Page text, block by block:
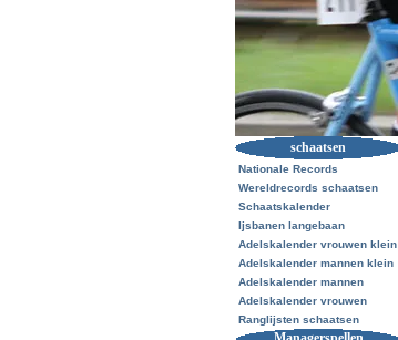
schaatsen
Nationale Records
Wereldrecords schaatsen
Schaatskalender
Ijsbanen langebaan
Adelskalender vrouwen klein
Adelskalender mannen klein
Adelskalender mannen
Adelskalender vrouwen
Ranglijsten schaatsen